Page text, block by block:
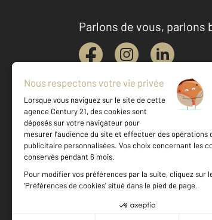
Parlons de vous, parlons
Votre agence est notée
Achat